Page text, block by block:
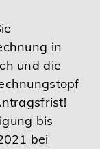
in
und die
bis
bei